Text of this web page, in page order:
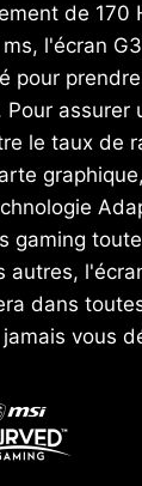
de 170
l'écran
pour
Pour assurer
le taux de
gaming
autres,
dans
jamais vous